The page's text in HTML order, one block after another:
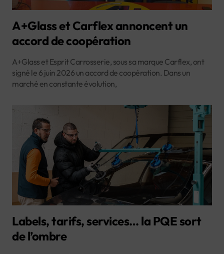
A+Glass et Carflex annoncent un
accord de coopération
A+Glass et Esprit Carrosserie, sous sa marque Carflex, ont
signé le 6 juin 2026 un accord de coopération. Dans un
marché en constante évolution,
Labels, tarifs, services… la PQE sort
de l’ombre